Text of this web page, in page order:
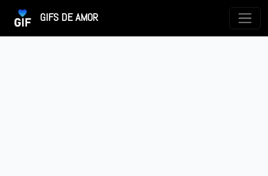
GIFS DE AMOR